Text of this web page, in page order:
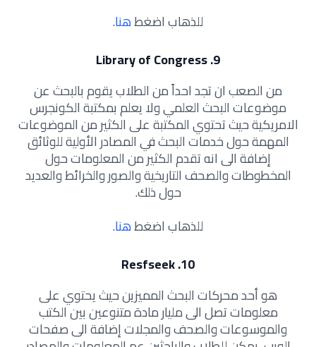
للذهاب اضغطهنا.
9. Library of Congress
من الصعب ان تجد احداً من الطلاب يقوم بالبحث عن
موضوعات البحث العلمي ولا يعلم بمكتبة الكونجرس
الامريكية حيث تحتوي المكتبة على الكثير من الموضوعات
المهمة حول خدمات البحث في المصادر الأولية للوثائق
إضافة الى انه تقدم الكثير من المعلومات حول
المخطوطات والصحف التاريخية والصور والخرائط والعديد
حول ذلك.
للذهاب اضغطهنا.
10. Resfseek
هو أحد محركات البحث المميزين حيث يحتوي على
معلومات تصل الى مليار مادة متنوعين بين الكتب
والموسوعات والصحف والمجلات إضافة الى صفحات